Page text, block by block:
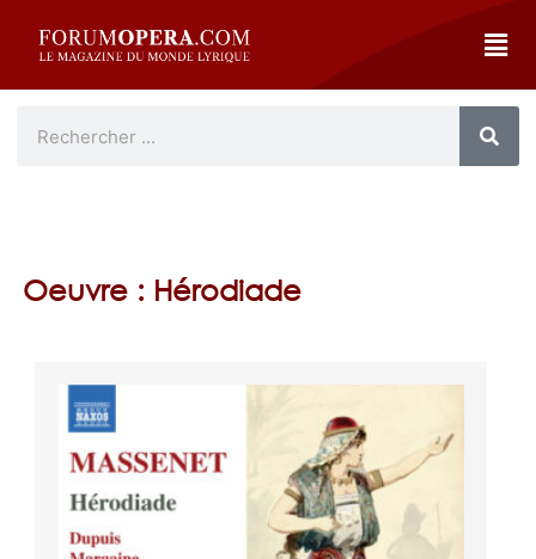
Oeuvre : Hérodiade